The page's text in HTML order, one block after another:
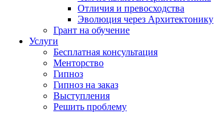
Отличия и превосходства
Эволюция через Архитектонику
Грант на обучение
Услуги
Бесплатная консультация
Менторство
Гипноз
Гипноз на заказ
Выступления
Решить проблему